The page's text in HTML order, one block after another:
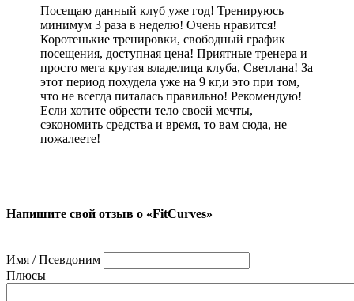
Посещаю данный клуб уже год! Тренируюсь
минимум 3 раза в неделю! Очень нравится!
Коротенькие тренировки, свободный график
посещения, доступная цена! Приятные тренера и
просто мега крутая владелица клуба, Светлана! За
этот период похудела уже на 9 кг,и это при том,
что не всегда питалась правильно! Рекомендую!
Если хотите обрести тело своей мечты,
сэкономить средства и время, то вам сюда, не
пожалеете!
Напишите свой отзыв о «FitCurves»
Имя / Псевдоним
Плюсы